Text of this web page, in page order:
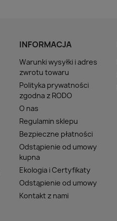
INFORMACJA
Warunki wysyłki i adres
zwrotu towaru
Polityka prywatności
zgodna z RODO
O nas
Regulamin sklepu
Bezpieczne płatności
Odstąpienie od umowy
kupna
Ekologia i Certyfikaty
Odstąpienie od umowy
Kontakt z nami